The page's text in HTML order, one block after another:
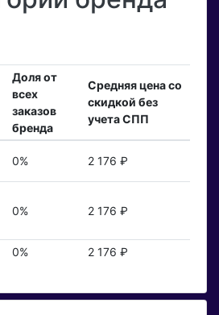
Доля от
всех
заказов
бренда
Средняя цена со
скидкой без
учета СПП
0% 2 176 ₽
0% 2 176 ₽
0% 2 176 ₽